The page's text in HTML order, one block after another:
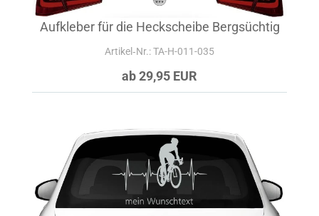
Aufkleber für die Heckscheibe Bergsüchtig
Artikel‑Nr.: TA-H-011-035
ab 29,95 EUR